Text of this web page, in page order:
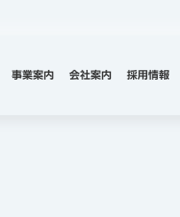
事業案内 会社案内 採用情報